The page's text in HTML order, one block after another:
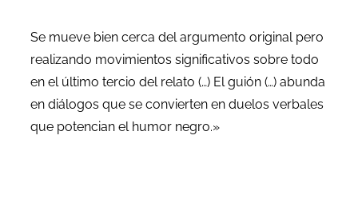
Se mueve bien cerca del argumento original pero
realizando movimientos significativos sobre todo
en el último tercio del relato (…) El guión (…) abunda
en diálogos que se convierten en duelos verbales
que potencian el humor negro.»